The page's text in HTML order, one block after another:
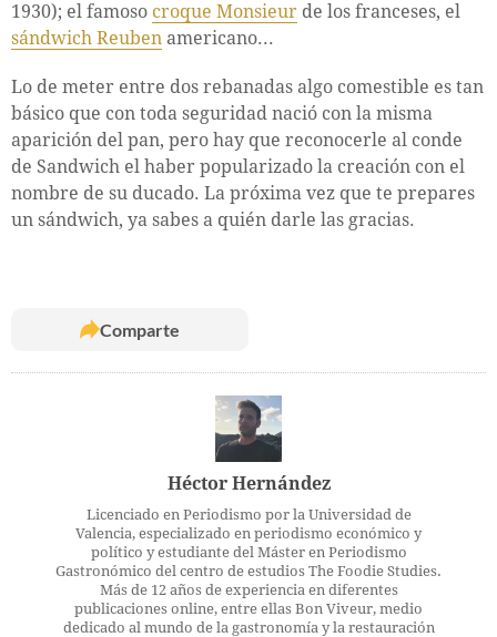
1930); el famoso croque Monsieur de los franceses, el
sándwich Reuben americano...
Lo de meter entre dos rebanadas algo comestible es tan
básico que con toda seguridad nació con la misma
aparición del pan, pero hay que reconocerle al conde
de Sandwich el haber popularizado la creación con el
nombre de su ducado. La próxima vez que te prepares
un sándwich, ya sabes a quién darle las gracias.
Comparte
Héctor Hernández
Licenciado en Periodismo por la Universidad de
Valencia, especializado en periodismo económico y
político y estudiante del Máster en Periodismo
Gastronómico del centro de estudios The Foodie Studies.
Más de 12 años de experiencia en diferentes
publicaciones online, entre ellas Bon Viveur, medio
dedicado al mundo de la gastronomía y la restauración